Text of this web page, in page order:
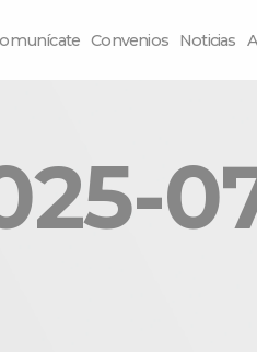
Convenios Noticias